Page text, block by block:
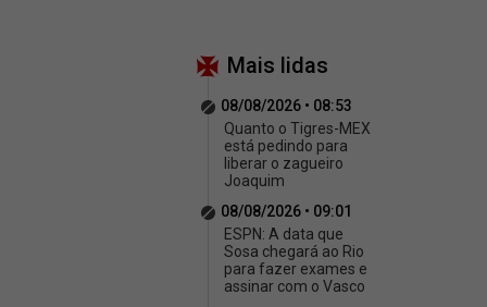
Mais lidas
08/08/2026 • 08:53
Quanto o Tigres-MEX
está pedindo para
liberar o zagueiro
Joaquim
08/08/2026 • 09:01
ESPN: A data que
Sosa chegará ao Rio
para fazer exames e
assinar com o Vasco